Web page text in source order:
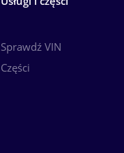
Sprawdź VIN
Części